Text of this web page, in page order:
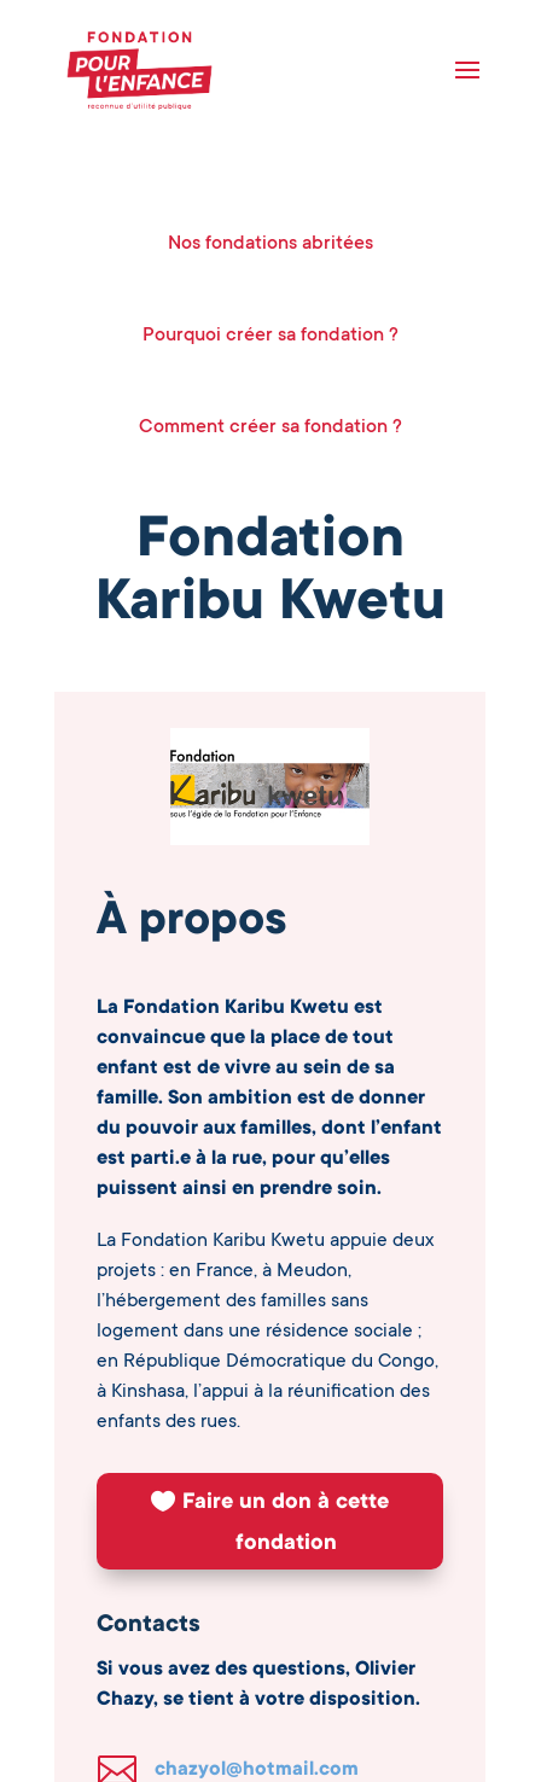
Nos fondations abritées
Pourquoi créer sa fondation ?
Comment créer sa fondation ?
Fondation
Karibu Kwetu
À propos
La Fondation Karibu Kwetu est
convaincue que la place de tout
enfant est de vivre au sein de sa
famille. Son ambition est de donner
du pouvoir aux familles, dont l’enfant
est parti.e à la rue, pour qu’elles
puissent ainsi en prendre soin.
La Fondation Karibu Kwetu appuie deux
projets : en France, à Meudon,
l’hébergement des familles sans
logement dans une résidence sociale ;
en République Démocratique du Congo,
à Kinshasa, l’appui à la réunification des
enfants des rues.
Faire un don à cette
fondation
Contacts
Si vous avez des questions, Olivier
Chazy, se tient à votre disposition.
 chazyol@hotmail.com